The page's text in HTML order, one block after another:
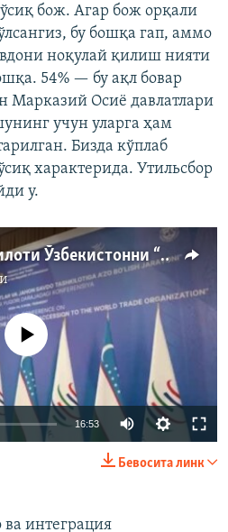
бож. Агар бож орқали
бу бошқа гап, аммо
ноқулай қилиш нияти
54% — бу ақл бовар
Марказий Осиё давлатлари
учун уларга ҳам
Бизда кўплаб
характерида. Утильсбор
у.
Жаҳон Савдо Ташкилоти Ўзбекистонни “монополия балоси”дан қутқарадими?
манба мавжуд эмас
16:53 Auto
Бевосита линк
ва интеграция